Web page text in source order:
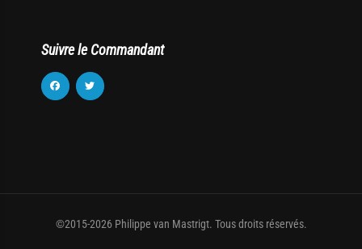
Suivre le Commandant
©2015-2026 Philippe van Mastrigt. Tous droits réservés.